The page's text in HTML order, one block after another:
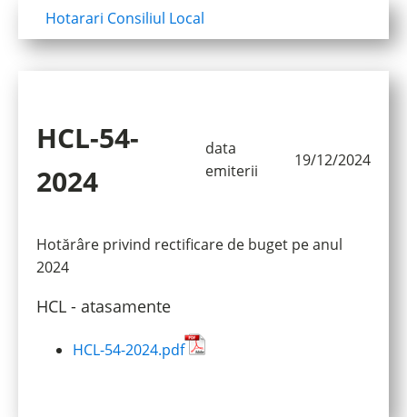
Hotarari Consiliul Local
HCL-54-
2024
data
emiterii
19/12/2024
Hotărâre privind rectificare de buget pe anul
2024
HCL - atasamente
HCL-54-2024.pdf